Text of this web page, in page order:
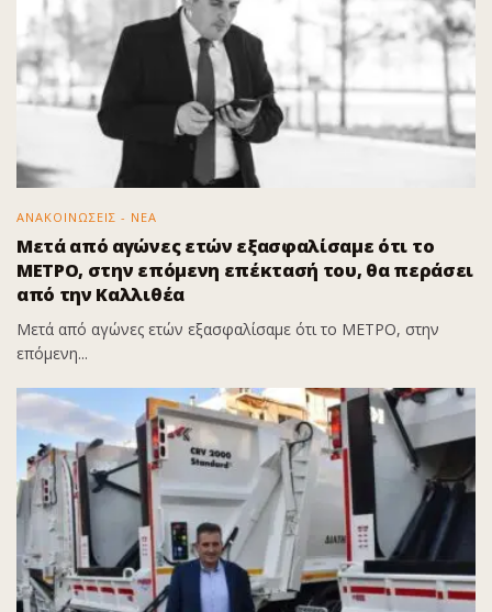
ΑΝΑΚΟΙΝΩΣΕΙΣ - ΝΕΑ
Μετά από αγώνες ετών εξασφαλίσαμε ότι το
ΜΕΤΡΟ, στην επόμενη επέκτασή του, θα περάσει
από την Καλλιθέα
Μετά από αγώνες ετών εξασφαλίσαμε ότι το ΜΕΤΡΟ, στην
επόμενη...